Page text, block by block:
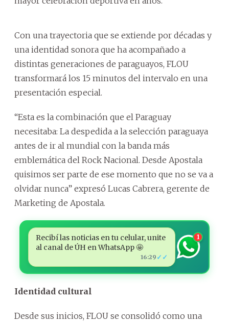
Con una trayectoria que se extiende por décadas y
una identidad sonora que ha acompañado a
distintas generaciones de paraguayos, FLOU
transformará los 15 minutos del intervalo en una
presentación especial.
“Esta es la combinación que el Paraguay
necesitaba: La despedida a la selección paraguaya
antes de ir al mundial con la banda más
emblemática del Rock Nacional. Desde Apostala
quisimos ser parte de ese momento que no se va a
olvidar nunca” expresó Lucas Cabrera, gerente de
Marketing de Apostala.
Recibí las noticias en tu celular, unite
al canal de ÚH en WhatsApp 🤩
16:29 ✓✓
1
Identidad cultural
Desde sus inicios, FLOU se consolidó como una